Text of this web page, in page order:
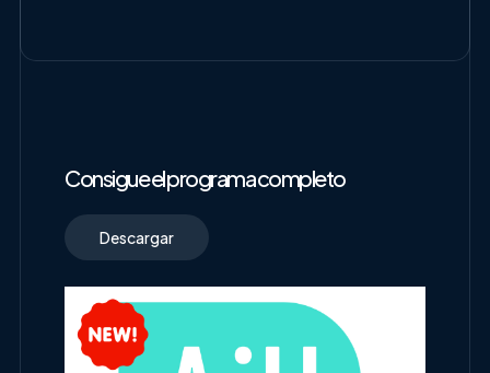
Consigue el programa completo
Descargar